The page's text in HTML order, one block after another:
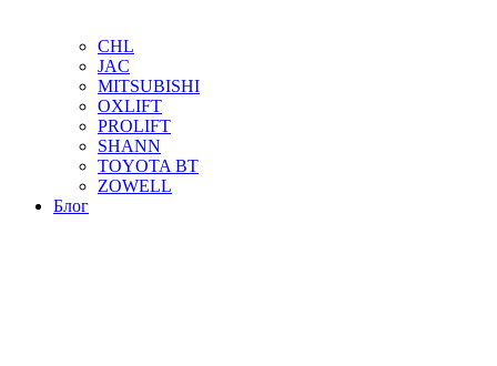
CHL
JAC
MITSUBISHI
OXLIFT
PROLIFT
SHANN
TOYOTA BT
ZOWELL
Блог